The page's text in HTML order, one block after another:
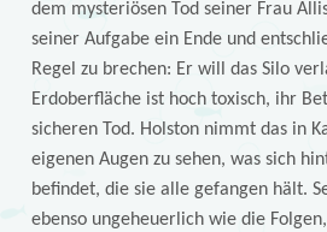
dem mysteriösen Tod seiner Frau
seiner Aufgabe ein Ende und
Regel zu brechen: Er will das Silo
Erdoberfläche ist hoch toxisch, ihr
sicheren Tod. Holston nimmt das in
eigenen Augen zu sehen, was sich
befindet, die sie alle gefangen hält.
ebenso ungeheuerlich wie die